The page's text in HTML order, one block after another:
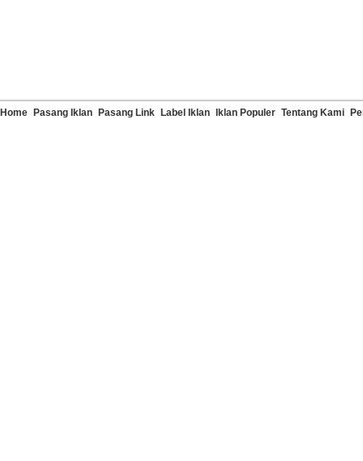
Home Pasang Iklan Pasang Link Label Iklan Iklan Populer Tentang Kami